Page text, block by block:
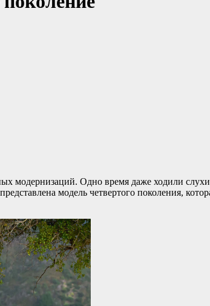
модернизаций. Одно время даже ходили
модель четвертого поколения,